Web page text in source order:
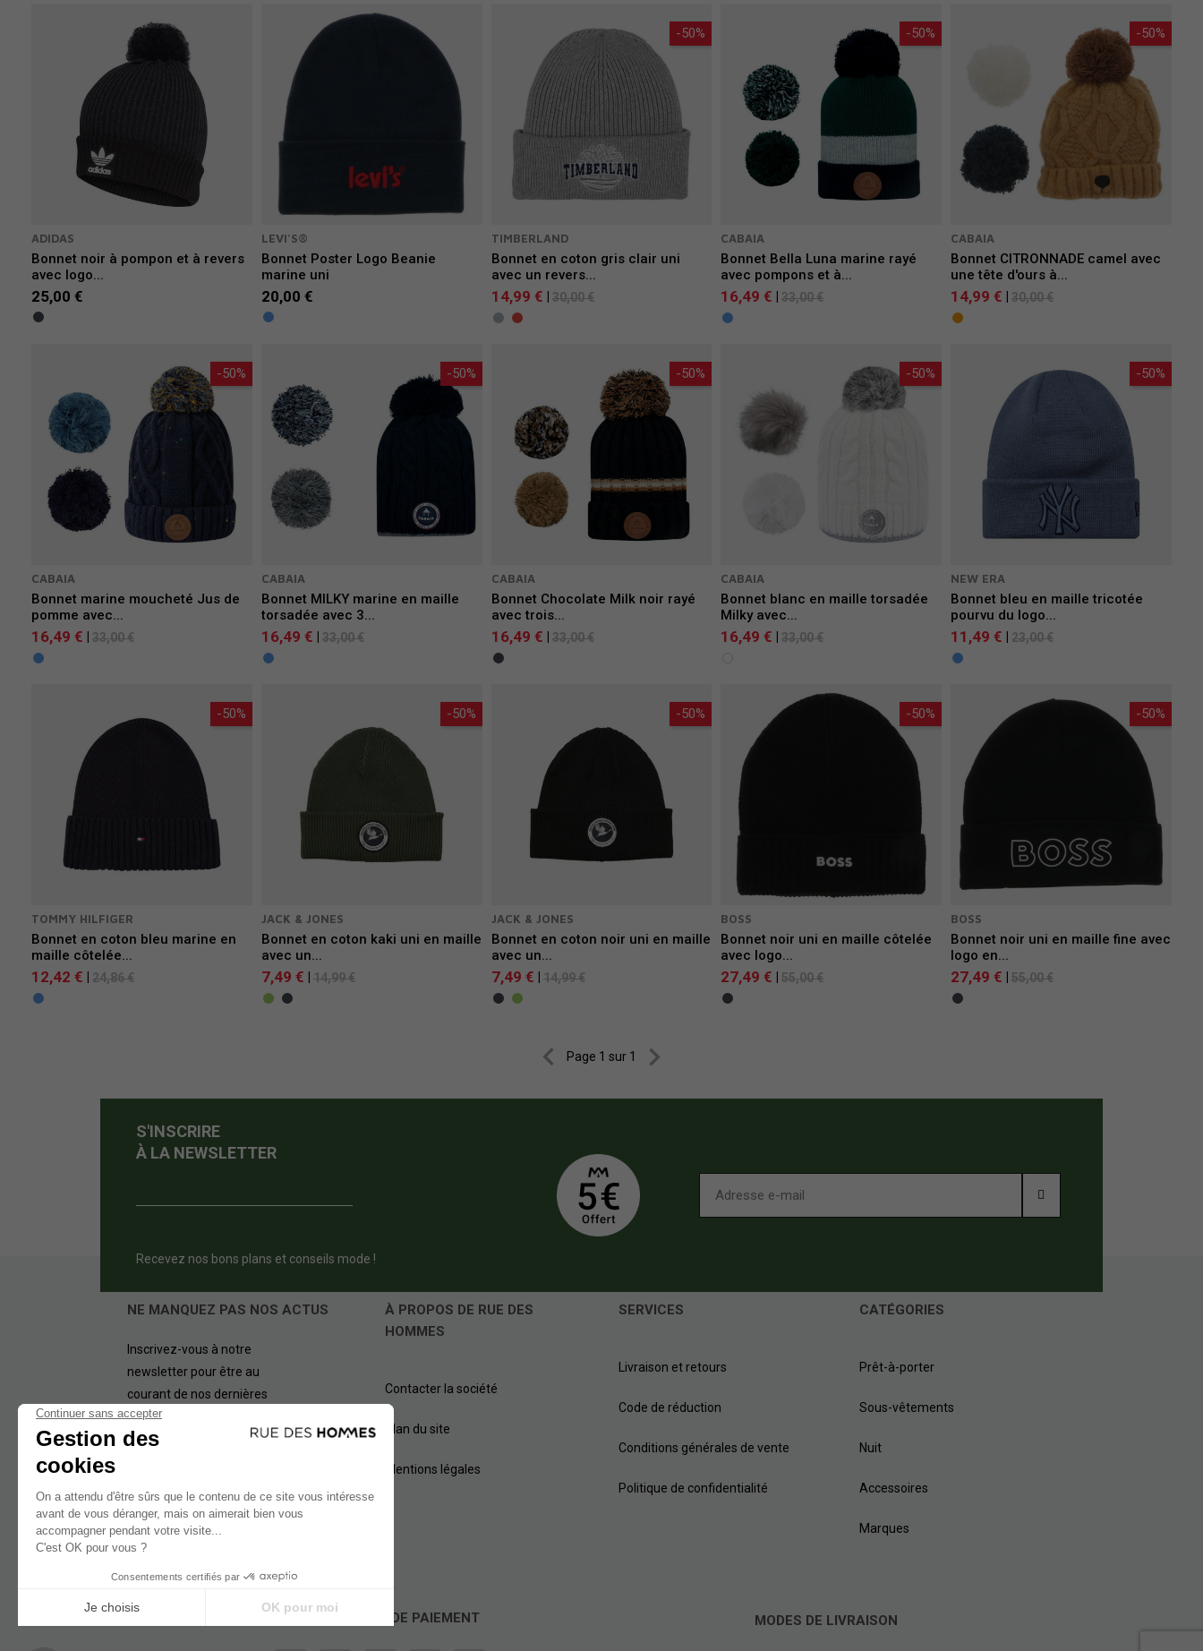
ADIDAS
Bonnet noir à pompon et à revers
avec logo...
25,00 €
LEVI'S®
Bonnet Poster Logo Beanie
marine uni
20,00 €
-50%
TIMBERLAND
Bonnet en coton gris clair uni
avec un revers...
14,99 € 30,00 €
-50%
CABAIA
Bonnet Bella Luna marine rayé
avec pompons et à...
16,49 € 33,00 €
-50%
CABAIA
Bonnet CITRONNADE camel avec
une tête d'ours à...
14,99 € 30,00 €
-50%
CABAIA
Bonnet marine moucheté Jus de
pomme avec...
16,49 € 33,00 €
-50%
CABAIA
Bonnet MILKY marine en maille
torsadée avec 3...
16,49 € 33,00 €
-50%
CABAIA
Bonnet Chocolate Milk noir rayé
avec trois...
16,49 € 33,00 €
-50%
CABAIA
Bonnet blanc en maille torsadée
Milky avec...
16,49 € 33,00 €
-50%
NEW ERA
Bonnet bleu en maille tricotée
pourvu du logo...
11,49 € 23,00 €
-50%
TOMMY HILFIGER
Bonnet en coton bleu marine en
maille côtelée...
12,42 € 24,86 €
-50%
JACK & JONES
Bonnet en coton kaki uni en maille
avec un...
7,49 € 14,99 €
-50%
JACK & JONES
Bonnet en coton noir uni en maille
avec un...
7,49 € 14,99 €
-50%
BOSS
Bonnet noir uni en maille côtelée
avec logo...
27,49 € 55,00 €
-50%
BOSS
Bonnet noir uni en maille fine avec
logo en...
27,49 € 55,00 €
 Page 1 sur 1 
S'INSCRIRE
À LA NEWSLETTER
Recevez nos bons plans et conseils mode !
NE MANQUEZ PAS NOS ACTUS
Inscrivez-vous à notre
newsletter pour être au
courant de nos dernières
offres.
À PROPOS DE RUE DES
HOMMES
Contacter la société
Plan du site
Mentions légales
SERVICES
Livraison et retours
Code de réduction
Conditions générales de vente
Politique de confidentialité
CATÉGORIES
Prêt-à-porter
Sous-vêtements
Nuit
Accessoires
Marques
NOS MÉTHODES DE PAIEMENT MODES DE LIVRAISON